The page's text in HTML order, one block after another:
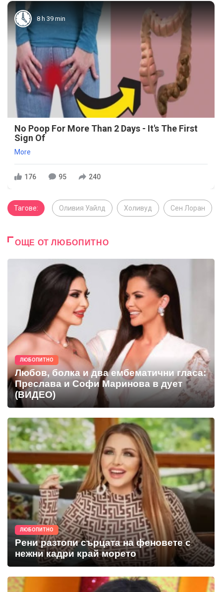
8 h 39 min
No Poop For More Than 2 Days - It's The First
Sign Of
More
176 95 240
Тагове: Оливия Уайлд Холивуд Сен Лоран
ОЩЕ ОТ ЛЮБОПИТНО
ЛЮБОПИТНО
Любов, болка и два ембематични гласа:
Преслава и Софи Маринова в дует
(ВИДЕО)
ЛЮБОПИТНО
Рени разтопи сърцата на феновете с
нежни кадри край морето